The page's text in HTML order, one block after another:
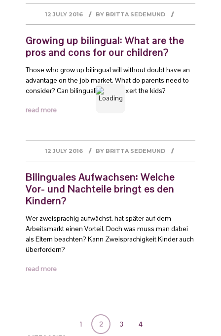
12 JULY 2016 BY BRITTA SEDEMUND
Growing up bilingual: What are the
pros and cons for our children?
Those who grow up bilingual will without doubt have an
advantage on the job market. What do parents need to
consider? Can bilingualism overexert the kids?
read more
12 JULY 2016 BY BRITTA SEDEMUND
Bilinguales Aufwachsen: Welche
Vor- und Nachteile bringt es den
Kindern?
Wer zweisprachig aufwächst, hat später auf dem
Arbeitsmarkt einen Vorteil. Doch was muss man dabei
als Eltern beachten? Kann Zweisprachigkeit Kinder auch
überfordern?
read more
1 2 3 4